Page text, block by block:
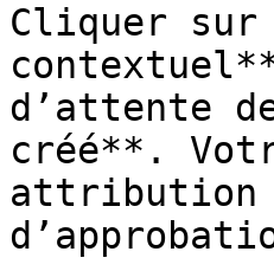
Cliquer sur
d’attente
créé**.
attribution